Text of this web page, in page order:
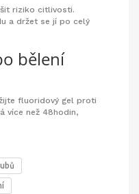
riziko citlivosti.
a držet se jí po celý
bělení
fluoridový gel proti
více než 48hodin,